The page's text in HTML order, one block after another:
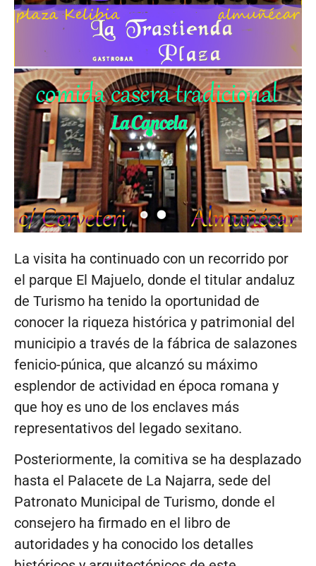
La visita ha continuado con un recorrido por
el parque El Majuelo, donde el titular andaluz
de Turismo ha tenido la oportunidad de
conocer la riqueza histórica y patrimonial del
municipio a través de la fábrica de salazones
fenicio-púnica, que alcanzó su máximo
esplendor de actividad en época romana y
que hoy es uno de los enclaves más
representativos del legado sexitano.
Posteriormente, la comitiva se ha desplazado
hasta el Palacete de La Najarra, sede del
Patronato Municipal de Turismo, donde el
consejero ha firmado en el libro de
autoridades y ha conocido los detalles